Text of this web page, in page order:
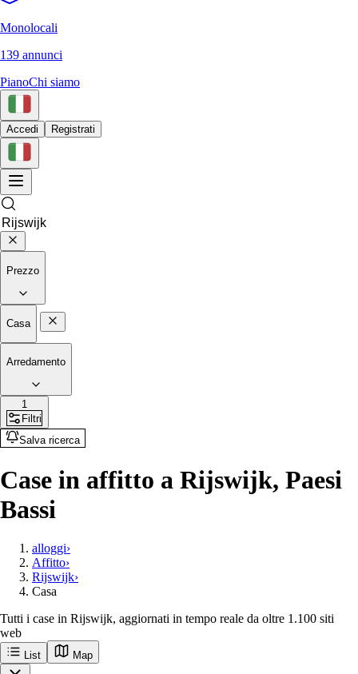
Monolocali
139 annunci
PianoChi siamo
Accedi Registrati
Prezzo
Casa
Arredamento
1
Filtri
Salva ricerca
Case in affitto a Rijswijk, Paesi
Bassi
alloggi›
Affitto›
Rijswijk›
Casa
Tutti i case in Rijswijk, aggiornati in tempo reale da oltre 1.100 siti
web
List Map